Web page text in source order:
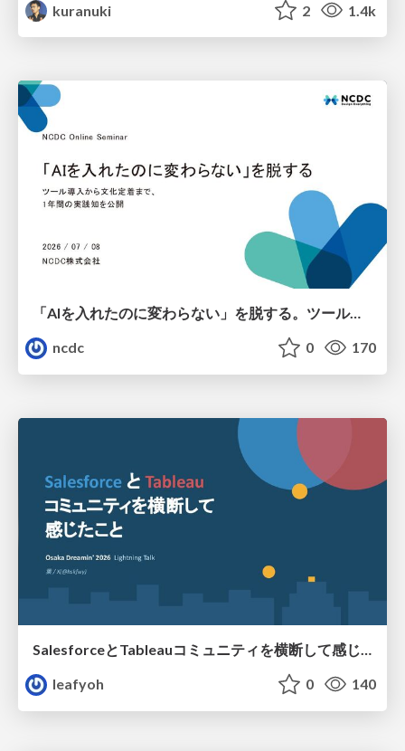
kuranuki
2 1.4k
「AIを入れたのに変わらない」を脱する。ツール導入から文化定着まで、1年間の実践知を公開
ncdc
0 170
SalesforceとTableauコミュニティを横断して感じたこと（Osaka Dreamin）
leafyoh
0 140